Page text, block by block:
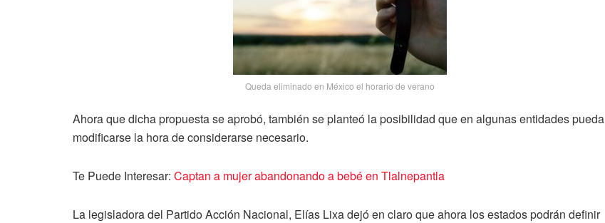
Queda eliminado en México el horario de verano
Ahora que dicha propuesta se aprobó, también se planteó la posibilidad que en algunas entidades pueda
modificarse la hora de considerarse necesario.
Te Puede Interesar: Captan a mujer abandonando a bebé en Tlalnepantla
La legisladora del Partido Acción Nacional, Elías Lixa dejó en claro que ahora los estados podrán definir